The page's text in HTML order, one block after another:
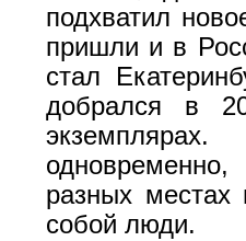
подхватил
пришли и в
стал
добрался в
разных местах
собой люди.